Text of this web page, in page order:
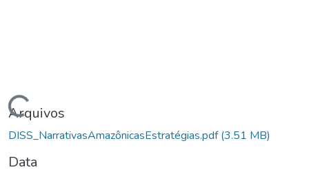
Arquivos
DISS_NarrativasAmazônicasEstratégias.pdf(3.51 MB)
Data